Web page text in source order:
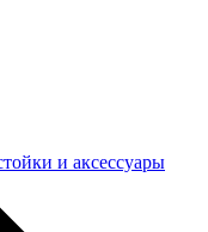
и аксессуары